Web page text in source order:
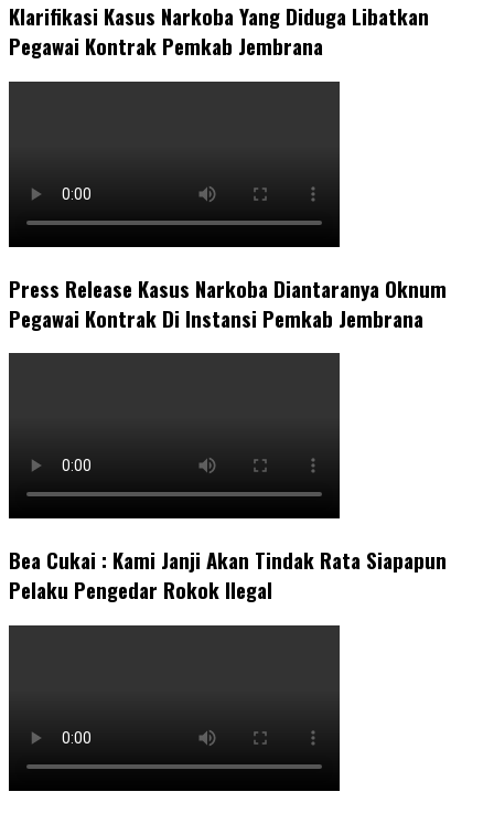
Klarifikasi Kasus Narkoba Yang Diduga Libatkan
Pegawai Kontrak Pemkab Jembrana
Press Release Kasus Narkoba Diantaranya Oknum
Pegawai Kontrak Di Instansi Pemkab Jembrana
Bea Cukai : Kami Janji Akan Tindak Rata Siapapun
Pelaku Pengedar Rokok Ilegal